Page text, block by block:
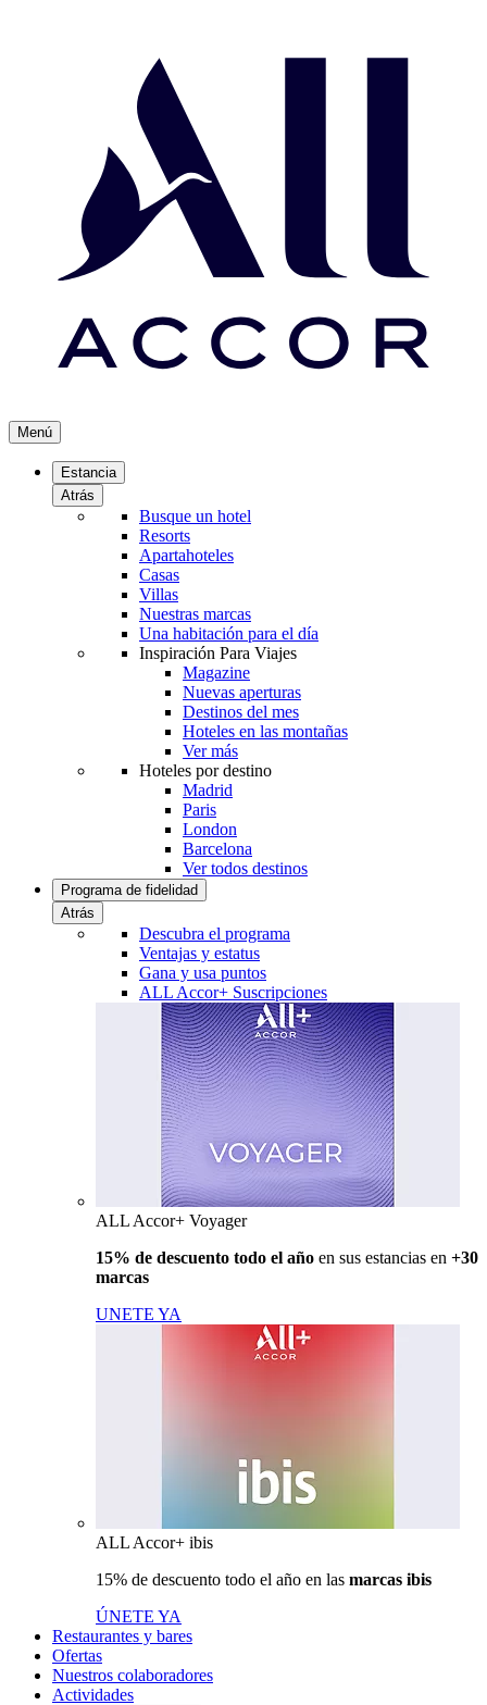
Menú
Estancia
Atrás
Busque un hotel
Resorts
Apartahoteles
Casas
Villas
Nuestras marcas
Una habitación para el día
Inspiración Para Viajes
Magazine
Nuevas aperturas
Destinos del mes
Hoteles en las montañas
Ver más
Hoteles por destino
Madrid
Paris
London
Barcelona
Ver todos destinos
Programa de fidelidad
Atrás
Descubra el programa
Ventajas y estatus
Gana y usa puntos
ALL Accor+ Suscripciones
ALL Accor+ Voyager
15% de descuento todo el año en sus estancias en +30
marcas
UNETE YA
ALL Accor+ ibis
15% de descuento todo el año en las marcas ibis
ÚNETE YA
Restaurantes y bares
Ofertas
Nuestros colaboradores
Actividades